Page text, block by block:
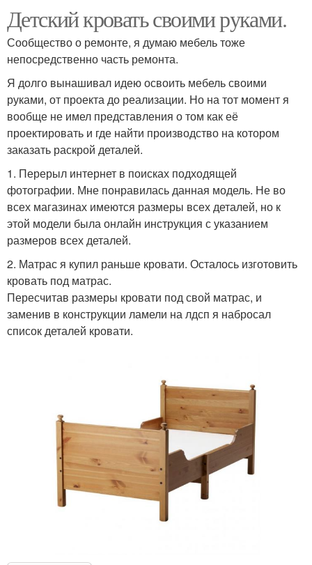
Детский кровать своими руками.
Сообщество о ремонте, я думаю мебель тоже
непосредственно часть ремонта.
Я долго вынашивал идею освоить мебель своими
руками, от проекта до реализации. Но на тот момент я
вообще не имел представления о том как её
проектировать и где найти производство на котором
заказать раскрой деталей.
1. Перерыл интернет в поисках подходящей
фотографии. Мне понравилась данная модель. Не во
всех магазинах имеются размеры всех деталей, но к
этой модели была онлайн инструкция с указанием
размеров всех деталей.
2. Матрас я купил раньше кровати. Осталось изготовить
кровать под матрас.
Пересчитав размеры кровати под свой матрас, и
заменив в конструкции ламели на лдсп я набросал
список деталей кровати.